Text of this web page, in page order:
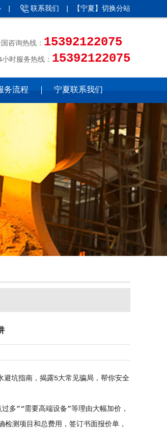
联系我们 | 【宁夏】 切换分站
咨询热线： 15392122075
小时服务热线： 15392122075
务流程 宁夏联系我们
坑指南，揭露5大常见骗局，帮你安全
多”“需要高端设备”等理由大幅加价，
测项目和总费用，签订书面报价单，